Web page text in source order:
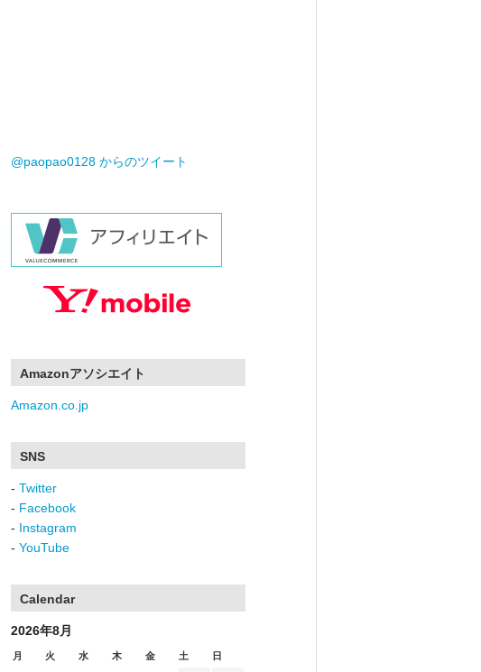
@paopao0128 からのツイート
Amazonアソシエイト
Amazon.co.jp
SNS
- Twitter
- Facebook
- Instagram
- YouTube
Calendar
2026年8月
月 火 水 木 金 土 日